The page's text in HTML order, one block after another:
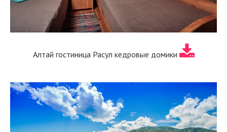
Алтай гостиница Расул кедровые домики